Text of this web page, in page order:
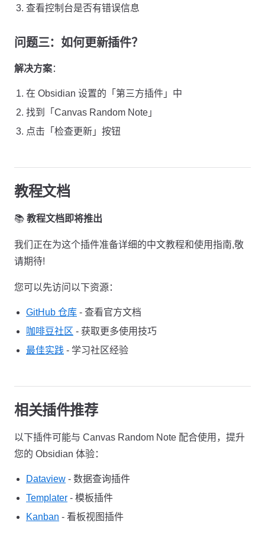
查看控制台是否有错误信息
问题三：如何更新插件？
解决方案：
在 Obsidian 设置的「第三方插件」中
找到「Canvas Random Note」
点击「检查更新」按钮
教程文档
📚 教程文档即将推出
我们正在为这个插件准备详细的中文教程和使用指南,敬
请期待!
您可以先访问以下资源：
GitHub 仓库 - 查看官方文档
咖啡豆社区 - 获取更多使用技巧
最佳实践 - 学习社区经验
相关插件推荐
以下插件可能与 Canvas Random Note 配合使用，提升
您的 Obsidian 体验：
Dataview - 数据查询插件
Templater - 模板插件
Kanban - 看板视图插件